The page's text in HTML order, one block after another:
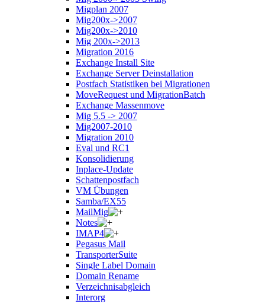
Migplan 2007
Mig200x->2007
Mig200x->2010
Mig 200x->2013
Migration 2016
Exchange Install Site
Exchange Server Deinstallation
Postfach Statistiken bei Migrationen
MoveRequest und MigrationBatch
Exchange Massenmove
Mig 5.5 -> 2007
Mig2007-2010
Migration 2010
Eval und RC1
Konsolidierung
Inplace-Update
Schattenpostfach
VM Übungen
Samba/EX55
MailMig
Notes
IMAP4
Pegasus Mail
TransporterSuite
Single Label Domain
Domain Rename
Verzeichnisabgleich
Interorg